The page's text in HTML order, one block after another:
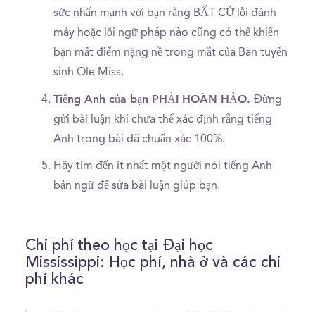
sức nhấn mạnh với bạn rằng BẤT CỨ lỗi đánh
máy hoặc lỗi ngữ pháp nào cũng có thể khiến
bạn mất điểm nặng nề trong mắt của Ban tuyển
sinh Ole Miss.
Tiếng Anh của bạn PHẢI HOÀN HẢO. Đừng
gửi bài luận khi chưa thể xác định rằng tiếng
Anh trong bài đã chuẩn xác 100%.
Hãy tìm đến ít nhất một người nói tiếng Anh
bản ngữ để sửa bài luận giúp bạn.
Chi phí theo học tại Đại học
Mississippi: Học phí, nhà ở và các chi
phí khác